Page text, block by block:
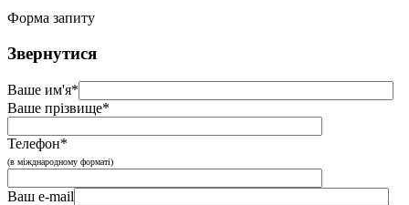
Форма запиту
Звернутися
Ваше им'я*
Ваше прізвище*
Телефон*
(в міжднародному форматі)
Ваш e-mail